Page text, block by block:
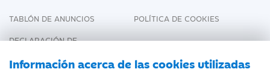
Información acerca de las cookies utilizadas
TABLÓN DE ANUNCIOS
POLÍTICA DE COOKIES
DECLARACIÓN DE